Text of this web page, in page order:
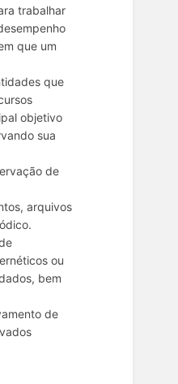
trabalhar
que um
que
objetivo
sua
de
arquivos
ou
bem
de